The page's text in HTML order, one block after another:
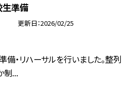
準備
更新日 2026/02/25
備・リハーサルを行いました。整列
制...